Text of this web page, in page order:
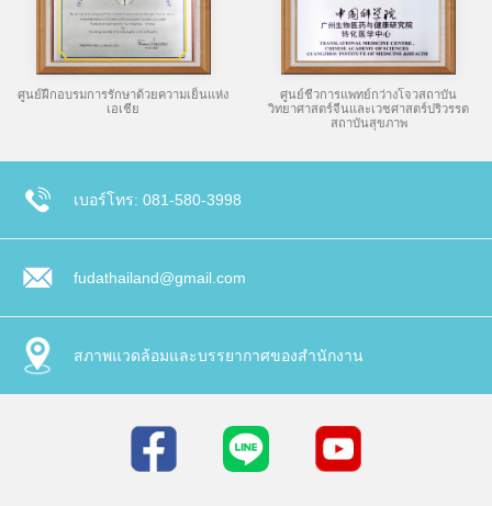
ศูนย์ฝึกอบรมการรักษาด้วยความเย็นแห่ง
เอเชีย
ศูนย์ชีวการแพทย์กว่างโจวสถาบัน
วิทยาศาสตร์จีนและเวชศาสตร์ปริวรรต
สถาบันสุขภาพ
เบอร์โทร: 081-580-3998
fudathailand@gmail.com
สภาพแวดล้อมและบรรยากาศของสำนักงาน